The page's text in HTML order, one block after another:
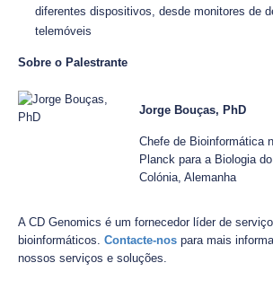
diferentes dispositivos, desde monitores de
telemóveis
Sobre o Palestrante
Jorge Bouças, PhD
Chefe de Bioinformática
Planck para a Biologia
Colónia, Alemanha
A CD Genomics é um fornecedor líder de
bioinformáticos. Contacte-nos para mais
nossos serviços e soluções.